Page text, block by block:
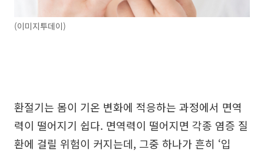
(이미지투데이)
환절기는 몸이 기온 변화에 적응하는 과정에서 면역
력이 떨어지기 쉽다. 면역력이 떨어지면 각종 염증 질
환에 걸릴 위험이 커지는데, 그중 하나가 흔히 ‘입